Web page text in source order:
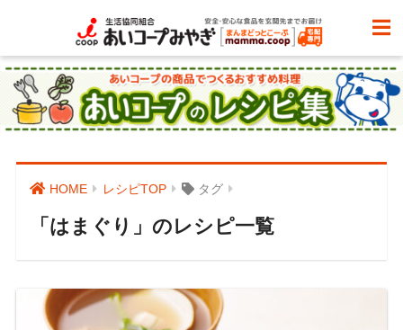
HOME レシピTOP タグ
「はまぐり」のレシピ一覧